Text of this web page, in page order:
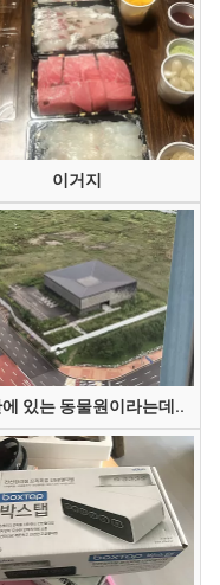
이거지
있는 동물원이라는데..